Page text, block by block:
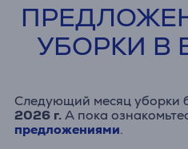
УБОРКИ В
Следующий месяц уборки
2026 г.А пока
предложениями.